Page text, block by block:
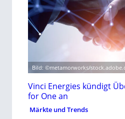
Bild: ©metamorworks/
Vinci Energies kündigt
for One an
Märkte und Trends